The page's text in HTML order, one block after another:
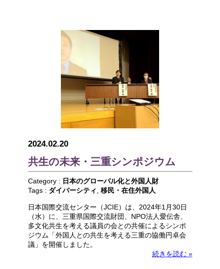
2024.02.20
共生の未来・三重シンポジウム
Category : 日本のグローバル化と外国人財
Tags : ダイバーシティ 移民・在住外国人
日本国際交流センター（JCIE）は、2024年1月30日
（水）に、三重県国際交流財団、NPO法人愛伝舎、
多文化共生を考える議員の会との共催によるシンポ
ジウム「外国人との共生を考える三重の協働円卓会
議」を開催しました。
続きを読む »